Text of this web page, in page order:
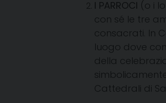
I PARROCI (o i
con sé le tre
consacrati. In
luogo dove
della
Cattedrali di